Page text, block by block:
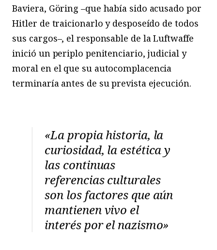
Baviera, Göring –que había sido acusado por
Hitler de traicionarlo y desposeído de todos
sus cargos–, el responsable de la Luftwaffe
inició un periplo penitenciario, judicial y
moral en el que su autocomplacencia
terminaría antes de su prevista ejecución.
«La propia historia, la
curiosidad, la estética y
las continuas
referencias culturales
son los factores que aún
mantienen vivo el
interés por el nazismo»